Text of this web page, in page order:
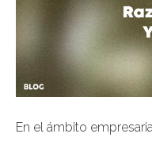
En el ámbito